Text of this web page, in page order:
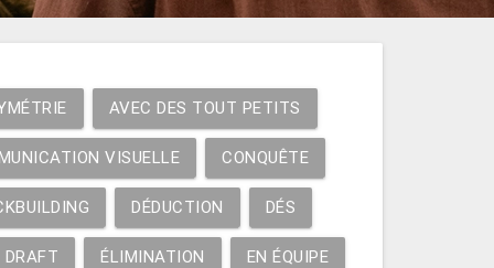
AVEC DES TOUT PETITS
VISUELLE CONQUÊTE
DÉDUCTION DÉS
DRAFT ÉLIMINATION EN ÉQUIPE